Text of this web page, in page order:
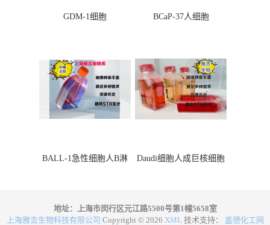
GDM-1细胞 BCaP-37人细胞
BALL-1急性细胞人B淋
Daudi细胞人成巨核细胞
地址：上海市闵行区元江路5500号第1幢5658室
上海雅吉生物科技有限公司 Copyright © 2026 XML 技术支持： 盖德化工网